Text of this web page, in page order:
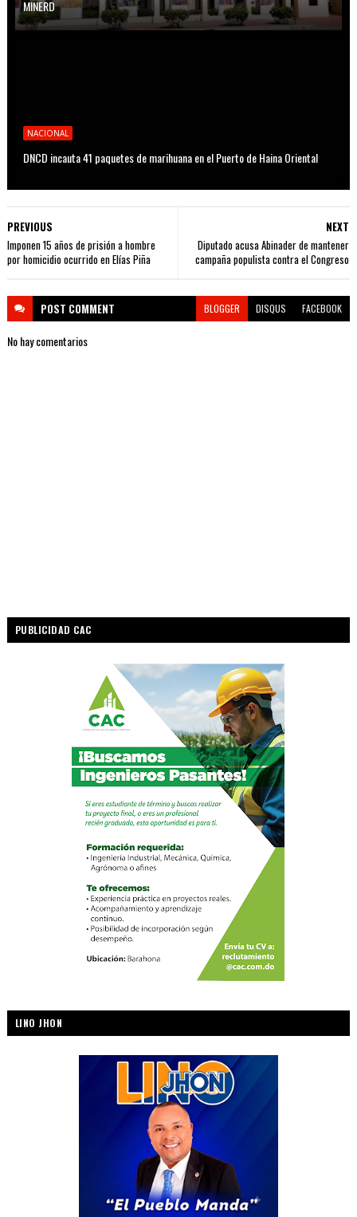
MINERD
NACIONAL
DNCD incauta 41 paquetes de marihuana en el Puerto de Haina Oriental
NEXT
Diputado acusa Abinader de mantener
campaña populista contra el Congreso
PREVIOUS
Imponen 15 años de prisión a hombre
por homicidio ocurrido en Elías Piña
POST COMMENT BLOGGER DISQUS FACEBOOK
No hay comentarios
PUBLICIDAD CAC
LINO JHON